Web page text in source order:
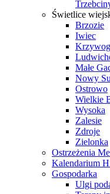
Świetlice
Brzozie
Iwiec
Małe
Nowy
Ostrowo
Wielkie
Wysoka
Zalesie
Zdroje
Zielonka
Ostrzeżenia
Kalendarium
Gospodarka
Ulgi